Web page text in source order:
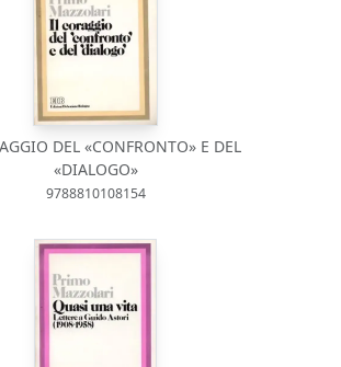
DEL «CONFRONTO» E DEL
«DIALOGO»
9788810108154